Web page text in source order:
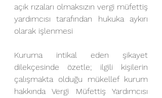
açık rızaları olmaksızın vergi müfettiş
yardımcısı tarafından hukuka aykırı
olarak işlenmesi
Kuruma intikal eden şikayet
dilekçesinde özetle; ilgili kişilerin
çalışmakta olduğu mükellef kurum
hakkında Vergi Müfettiş Yardımcısı